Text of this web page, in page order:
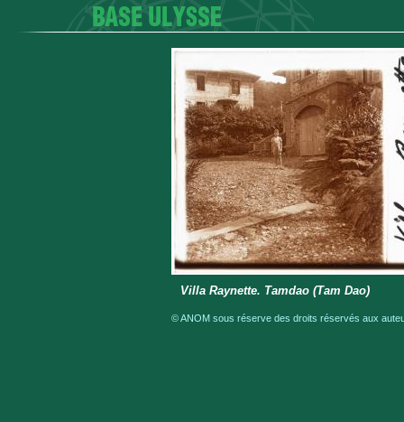
Villa Raynette. Tamdao (Tam Dao)
© ANOM sous réserve des droits réservés aux